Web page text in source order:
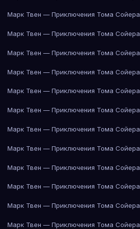
Марк Твен — Приключения Тома Сойера
Марк Твен — Приключения Тома Сойера
Марк Твен — Приключения Тома Сойера
Марк Твен — Приключения Тома Сойера
Марк Твен — Приключения Тома Сойера
Марк Твен — Приключения Тома Сойера
Марк Твен — Приключения Тома Сойера
Марк Твен — Приключения Тома Сойера
Марк Твен — Приключения Тома Сойера
Марк Твен — Приключения Тома Сойера
Марк Твен — Приключения Тома Сойера
Марк Твен — Приключения Тома Сойера